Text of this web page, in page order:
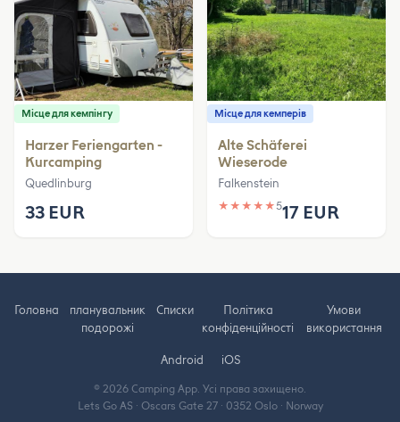
Місце для кемпінгу
Harzer Feriengarten -
Kurcamping
Quedlinburg
33 EUR
Місце для кемперів
Alte Schäferei
Wieserode
Falkenstein
★ ★ ★ ★ ★517 EUR
Головна
планувальник
подорожі
Cписки
Політика
конфіденційності
Умови
використання
Android iOS
© 2026 Camping App. Усі права захищено.
Lets Go AS · Oscars Gate 27 · 0352 Oslo · Norway